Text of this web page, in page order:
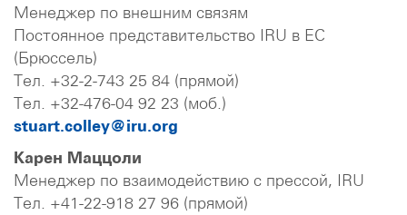
Менеджер по внешним связям
Постоянное представительство IRU в ЕС
(Брюссель)
Тел. +32-2-743 25 84 (прямой)
Тел. +32-476-04 92 23 (моб.)
stuart.colley@iru.org
Карен Маццоли
Менеджер по взаимодействию с прессой, IRU
Тел. +41-22-918 27 96 (прямой)